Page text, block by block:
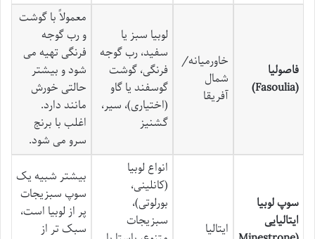
فاصولیا
(Fasoulia)
خاورمیانه/
شمال
آفریقا
لوبیا سبز یا
سفید، رب گوجه
فرنگی، گوشت
گوسفند یا گاو
(اختیاری)، سیر،
گشنیز
معمولاً با گوشت
و رب گوجه
فرنگی تهیه می
شود و بیشتر
حالتی خورش
مانند دارد.
اغلب با برنج
سرو می شود.
سوپ لوبیا
ایتالیایی
ایتالیا
انواع لوبیا
(کانلینی،
بورلوتی)،
سبزیجات
بیشتر شبیه یک
سوپ سبزیجات
پر از لوبیا است،
سبک تر از